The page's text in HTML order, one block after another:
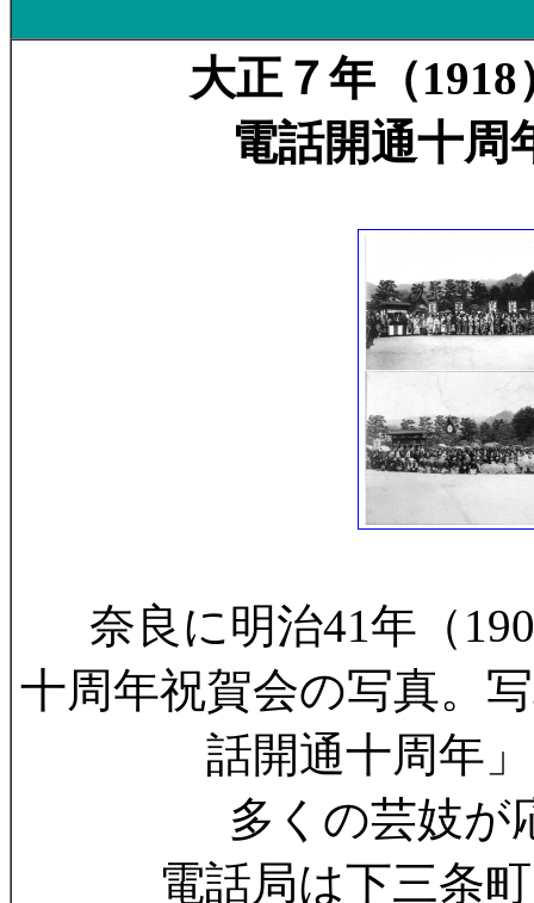
大正７年（
電話開通十周
奈良に明治41年（
十周年祝賀会の写真。
話開通十周年
多くの芸妓が
電話局は下三条